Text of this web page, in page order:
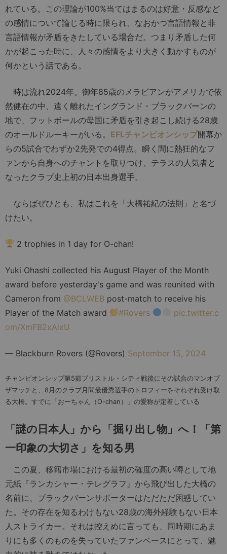
れている。この理論が100%当てはまるのは好意・反感など
の感情について論じる時に限られ、なおかつ言語情報と非
言語情報が矛盾をきたしている場合だ。つまり矛盾した何
かが起こった時に、人々の感情をより大きく動かすものが
何かという話である。
時は流れ2024年。御年85歳のメラビアンがアメリカで依
然健在の中、遠く離れたイングランド・ブラックバーンの
地で、フットボールの母国に矛盾を引き起こし続ける28歳
のオールドルーキーがいる。 EFLチャンピオンシップ開幕か
らの5試合でわずか2先発での4得点。瞬く間に熱狂的なフ
ァンから自身へのチャントを取りつけ、テラスの人気者と
なったクラブ史上初の日本出身選手。
ならばぜひとも、私はこれを「大橋祐紀の法則」と名づ
けたい。
2 trophies in 1 day for O-chan!
Yuki Ohashi collected his August Player of the Month
award before yesterday's game and was reunited with
Cameron from @BCLWEB post-match to receive his
Player of the Match award
#Rovers
pic.twitter.c
om/XmFB2xAixU
— Blackburn Rovers (@Rovers) September 15, 2024
チャンピオンシップ第5節ブリストル・シティ戦後にその試合のマンオブ
ザマッチと、8月のクラブ月間最優秀選手のトロフィーをそれぞれ受け取
る大橋。すでに「おーちゃん（O-chan）」の愛称が定着している
「謎の日本人」から「掘り出し物」へ！「第
一印象の大切さ」を知る男
この夏、移籍市場における最初の確度の高い噂として地
元紙『ランカシャー・テレグラフ』から飛び出した大橋の
名前に、ブラックバーンサポーターはただただ困惑してい
た。その存在を知るわけもない28歳の海外経験もない日本
人ストライカー。それは控えめに言っても、同時期にあま
りにも多くのものを失っていたファンベースにとって、魅